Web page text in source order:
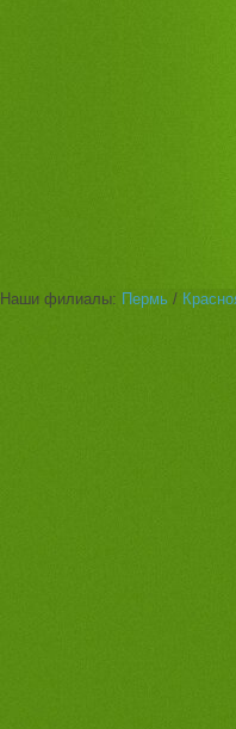
Наши филиалы: Пермь /